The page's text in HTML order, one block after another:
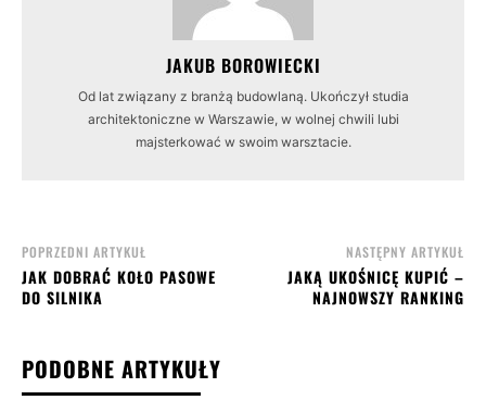
JAKUB BOROWIECKI
Od lat związany z branżą budowlaną. Ukończył studia
architektoniczne w Warszawie, w wolnej chwili lubi
majsterkować w swoim warsztacie.
POPRZEDNI ARTYKUŁ
JAK DOBRAĆ KOŁO PASOWE
DO SILNIKA
NASTĘPNY ARTYKUŁ
JAKĄ UKOŚNICĘ KUPIĆ –
NAJNOWSZY RANKING
PODOBNE ARTYKUŁY